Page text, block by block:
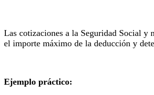
Las cotizaciones a la Seguridad Social y
el importe máximo de la deducción y
Ejemplo práctico: